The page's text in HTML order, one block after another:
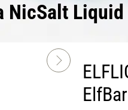
NicSalt
ElfBar